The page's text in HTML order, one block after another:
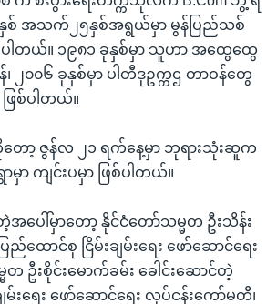
ခုနှစ် အသက်၂၅နှစ်အရွယ်မှာ မွန်ပြည်သစ်
ါတယ်။ ၁၉၈၁ ခုနှစ်မှာ သူဟာ အထွေထွေ
၂၀၀၆ ခုနှစ်မှာ ပါတီဒုဥက္ကဌ တာဝန်တွေ
ြစ်ပါတယ်။
တော့ ဇွန်လ ၂၁ ရက်နေ့မှာ ဘုရားသုံးဆူက
မှာ ကျင်းပမှာ ဖြစ်ပါတယ်။
ပေါ်မှာတော့ နိုင်ငံတော်သမ္မတ ဦးသိန်း
ည်ထောင်စု ငြိမ်းချမ်းရေး ဖော်ဆောင်ရေး
ဦးစိုင်းမောက်ခမ်း ခေါင်းဆောင်တဲ့
မ်းရေး ဖော်ဆောင်ရေး လုပ်ငန်းကော်မတီ၊